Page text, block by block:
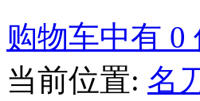
购物车中有 0
当前位置: 名